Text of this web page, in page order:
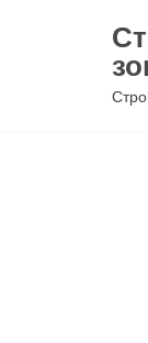
содержимому